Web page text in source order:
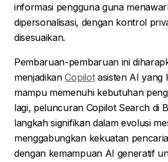
informasi pengguna guna
dipersonalisasi, dengan kontrol
disesuaikan.
Pembaruan-pembaruan ini
menjadikanCopilotasisten AI yang
mampu memenuhi kebutuhan
lagi, peluncuran Copilot Search di
langkah signifikan dalam evolusi
menggabungkan kekuatan
dengan kemampuan AI generatif